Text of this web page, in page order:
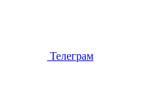
Телеграм